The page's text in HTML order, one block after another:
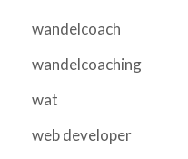
wandelcoach
wandelcoaching
wat
web developer